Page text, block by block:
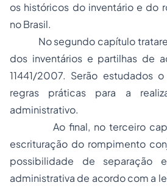
os históricos do inventário e do
no Brasil.
No segundo capítulo
dos inventários e partilhas de
11441/2007. Serão estudados
regras práticas para a
administrativo.
Ao final, no terceiro
escrituração do rompimento
possibilidade de separação
administrativa de acordo com a